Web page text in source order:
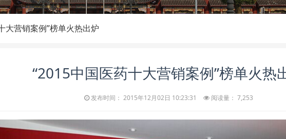
大营销案例”榜单火热出炉
“2015中国医药十大营销案例”榜单火热
发布时间： 2015年12月02日 10:23:31 阅读量： 7,253